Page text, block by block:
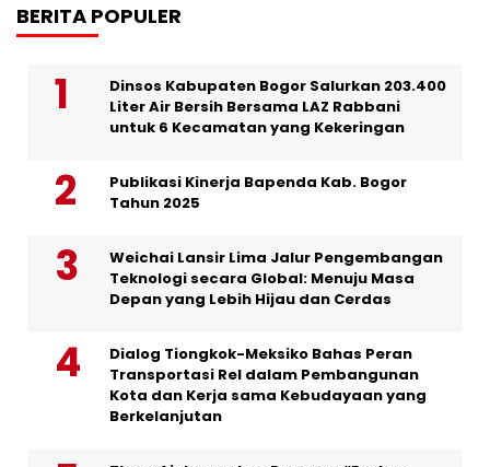
BERITA POPULER
Dinsos Kabupaten Bogor Salurkan 203.400
Liter Air Bersih Bersama LAZ Rabbani
untuk 6 Kecamatan yang Kekeringan
Publikasi Kinerja Bapenda Kab. Bogor
Tahun 2025
Weichai Lansir Lima Jalur Pengembangan
Teknologi secara Global: Menuju Masa
Depan yang Lebih Hijau dan Cerdas
Dialog Tiongkok-Meksiko Bahas Peran
Transportasi Rel dalam Pembangunan
Kota dan Kerja sama Kebudayaan yang
Berkelanjutan